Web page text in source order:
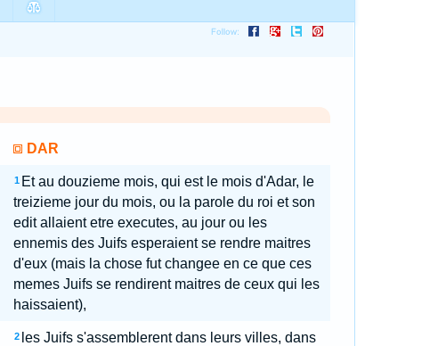
DAR
1 Et au douzieme mois, qui est le mois d'Adar, le
treizieme jour du mois, ou la parole du roi et son
edit allaient etre executes, au jour ou les
ennemis des Juifs esperaient se rendre maitres
d'eux (mais la chose fut changee en ce que ces
memes Juifs se rendirent maitres de ceux qui les
haissaient),
2 les Juifs s'assemblerent dans leurs villes, dans